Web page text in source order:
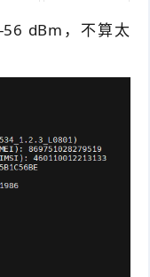
dBm，不算太